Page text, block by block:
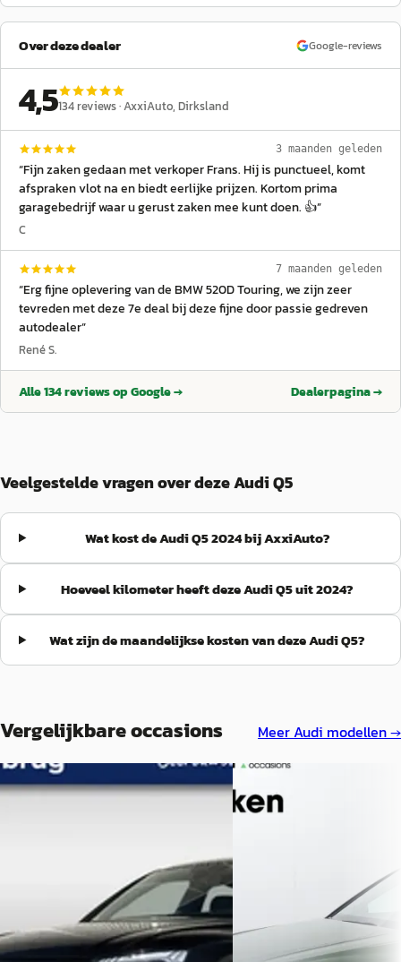
Over deze dealer Google-reviews
4,5134reviews ·AxxiAuto, Dirksland
3 maanden geleden
“Fijn zaken gedaan met verkoper Frans. Hij is punctueel, komt
afspraken vlot na en biedt eerlijke prijzen. Kortom prima
garagebedrijf waar u gerust zaken mee kunt doen. 👍”
C
7 maanden geleden
“Erg fijne oplevering van de BMW 520D Touring, we zijn zeer
tevreden met deze 7e deal bij deze fijne door passie gedreven
autodealer”
René S.
Alle134reviews op Google → Dealerpagina →
Veelgestelde vragen over deze Audi Q5
Wat kost de Audi Q5 2024 bij AxxiAuto?
Hoeveel kilometer heeft deze Audi Q5 uit 2024?
Wat zijn de maandelijkse kosten van deze Audi Q5?
Vergelijkbare occasions MeerAudi modellen →
Audi Q5·
v.a. € 953/mnd
Marktconform
A
Audi Q5
v.a. € 1.120/mnd
Boven markt